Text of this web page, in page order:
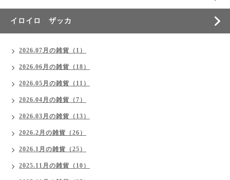
イロイロ ザッカ
2026.07月の雑貨（1）
2026.06月の雑貨（18）
2026.05月の雑貨（11）
2026.04月の雑貨（7）
2026.03月の雑貨（13）
2026.2月の雑貨（26）
2026.1月の雑貨（25）
2025.11月の雑貨（10）